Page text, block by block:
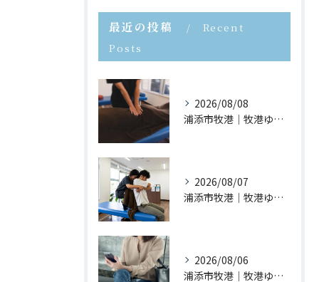
最近の投稿
Recent
Posts
2026/08/08
浦添市牧港｜牧港ゆがみ鍼灸整骨院｜反り腰を放置するとどうなる？
2026/08/07
浦添市牧港｜牧港ゆがみ鍼灸整骨院｜猫背が疲れやすさにつながる理由とは？
2026/08/06
浦添市牧港｜牧港ゆがみ鍼灸整骨院｜スマホ首が身体に与える影響とは？